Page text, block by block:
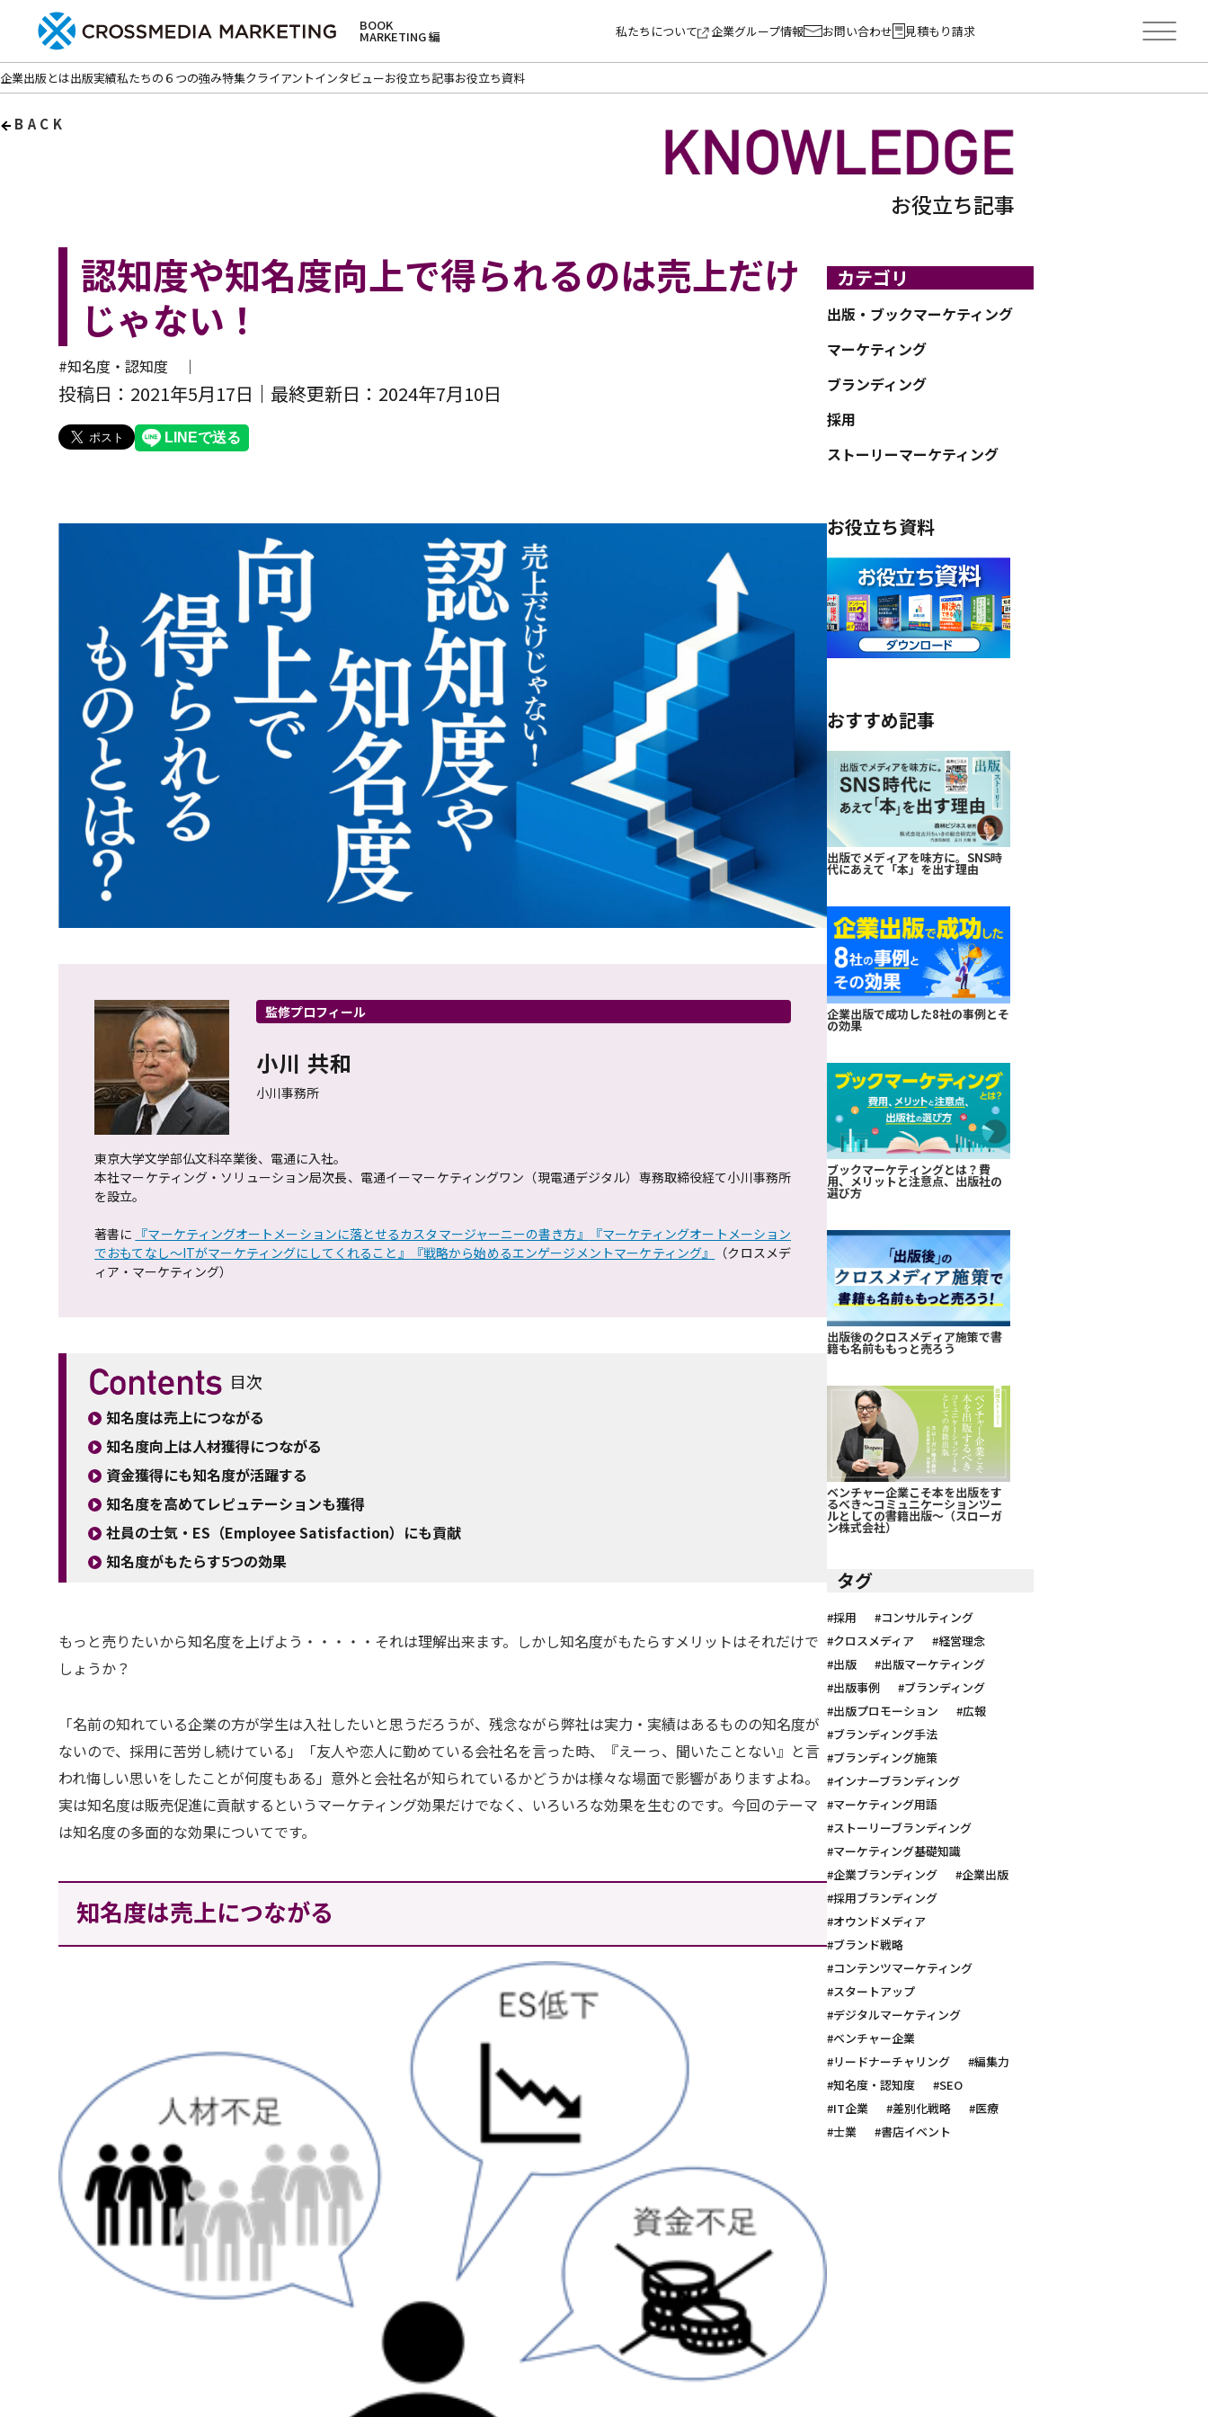
BOOK
MARKETING 編 私たちについて 企業グループ情報 お問い合わせ 見積もり請求
企業出版とは出版実績私たちの６つの強み特集クライアントインタビューお役立ち記事お役立ち資料
BACK
お役立ち記事
認知度や知名度向上で得られるのは売上だけ
じゃない！
#知名度・認知度 ｜
投稿日：2021年5月17日 最終更新日：2024年7月10日
監修プロフィール
小川 共和
小川事務所
東京大学文学部仏文科卒業後、電通に入社。
本社マーケティング・ソリューション局次長、電通イーマーケティングワン（現電通デジタル）専務取締役経て小川事務所
を設立。
著書に 『マーケティングオートメーションに落とせるカスタマージャーニーの書き方』
『マーケティングオートメーション
でおもてなし～ITがマーケティングにしてくれること』
『戦略から始めるエンゲージメントマーケティング』
（クロスメデ
ィア・マーケティング）
目次
知名度は売上につながる
知名度向上は人材獲得につながる
資金獲得にも知名度が活躍する
知名度を高めてレピュテーションも獲得
社員の士気・ES（Employee Satisfaction）にも貢献
知名度がもたらす5つの効果
もっと売りたいから知名度を上げよう・・・・・それは理解出来ます。しかし知名度がもたらすメリットはそれだけで
しょうか？
「名前の知れている企業の方が学生は入社したいと思うだろうが、残念ながら弊社は実力・実績はあるものの知名度が
ないので、採用に苦労し続けている」「友人や恋人に勤めている会社名を言った時、『えーっ、聞いたことない』と言
われ悔しい思いをしたことが何度もある」意外と会社名が知られているかどうかは様々な場面で影響がありますよね。
実は知名度は販売促進に貢献するというマーケティング効果だけでなく、いろいろな効果を生むのです。今回のテーマ
は知名度の多面的な効果についてです。
知名度は売上につながる
カテゴリ
出版・ブックマーケティング
マーケティング
ブランディング
採用
ストーリーマーケティング
お役立ち資料
おすすめ記事
出版でメディアを味方に。SNS時
代にあえて「本」を出す理由
企業出版で成功した8社の事例とそ
の効果
ブックマーケティングとは？費
用、メリットと注意点、出版社の
選び方
出版後のクロスメディア施策で書
籍も名前ももっと売ろう
ベンチャー企業こそ本を出版をす
るべき～コミュニケーションツー
ルとしての書籍出版～（スローガ
ン株式会社）
タグ
#採用
#コンサルティング
#クロスメディア
#経営理念
#出版
#出版マーケティング
#出版事例
#ブランディング
#出版プロモーション
#広報
#ブランディング手法
#ブランディング施策
#インナーブランディング
#マーケティング用語
#ストーリーブランディング
#マーケティング基礎知識
#企業ブランディング
#企業出版
#採用ブランディング
#オウンドメディア
#ブランド戦略
#コンテンツマーケティング
#スタートアップ
#デジタルマーケティング
#ベンチャー企業
#リードナーチャリング
#編集力
#知名度・認知度
#SEO
#IT企業
#差別化戦略
#医療
#士業
#書店イベント